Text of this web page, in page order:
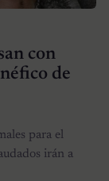
con
de
para el
irán a